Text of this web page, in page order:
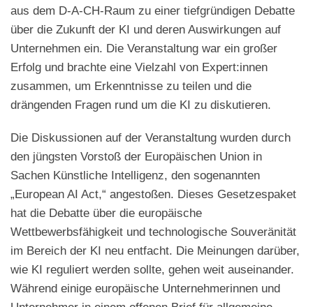
aus dem D-A-CH-Raum zu einer tiefgründigen Debatte
über die Zukunft der KI und deren Auswirkungen auf
Unternehmen ein. Die Veranstaltung war ein großer
Erfolg und brachte eine Vielzahl von Expert:innen
zusammen, um Erkenntnisse zu teilen und die
drängenden Fragen rund um die KI zu diskutieren.
Die Diskussionen auf der Veranstaltung wurden durch
den jüngsten Vorstoß der Europäischen Union in
Sachen Künstliche Intelligenz, den sogenannten
„European AI Act,“ angestoßen. Dieses Gesetzespaket
hat die Debatte über die europäische
Wettbewerbsfähigkeit und technologische Souveränität
im Bereich der KI neu entfacht. Die Meinungen darüber,
wie KI reguliert werden sollte, gehen weit auseinander.
Während einige europäische Unternehmerinnen und